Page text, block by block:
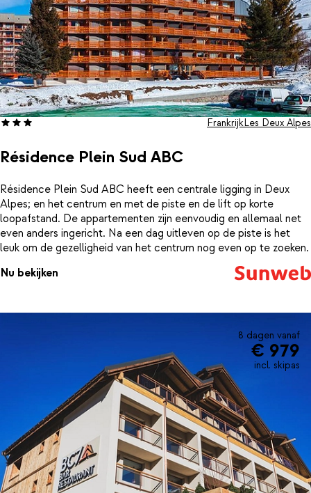
Résidence Plein Sud ABC
FrankrijkLes Deux Alpes
Résidence Plein Sud ABC heeft een centrale ligging in Deux
Alpes; en het centrum en met de piste en de lift op korte
loopafstand. De appartementen zijn eenvoudig en allemaal net
even anders ingericht. Na een dag uitleven op de piste is het
leuk om de gezelligheid van het centrum nog even op te zoeken.
Nu bekijken
8 dagen vanaf
€ 979
incl. skipas